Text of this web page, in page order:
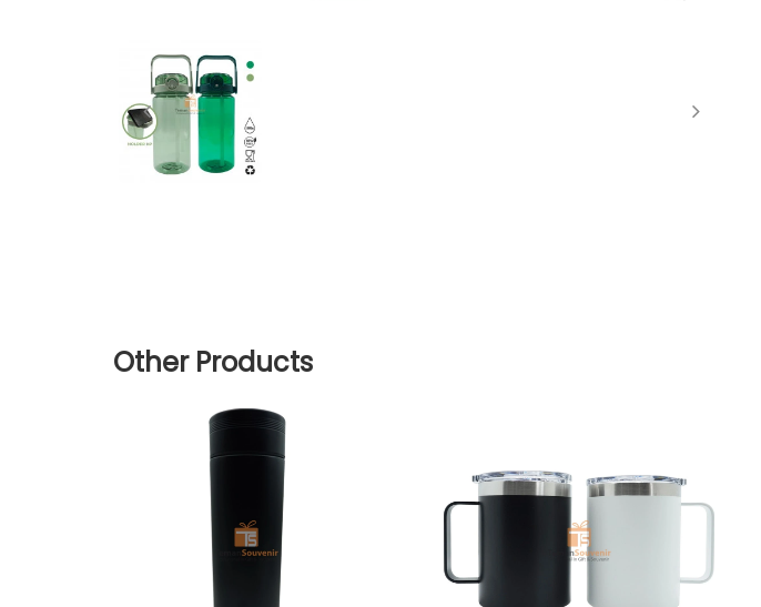
Other Products